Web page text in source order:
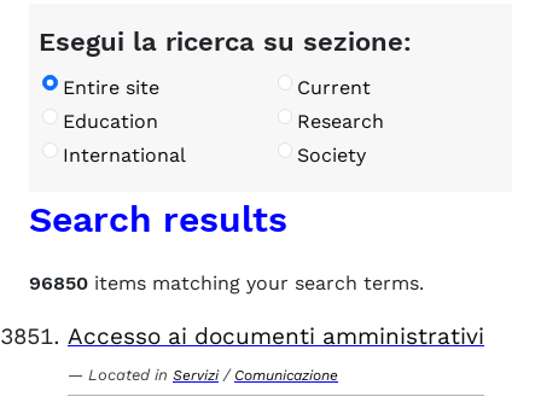
Esegui la ricerca su sezione:
Entire site
Current
Education
Research
International
Society
Search results
96850 items matching your search terms.
Accesso ai documenti amministrativi
Located in Servizi / Comunicazione